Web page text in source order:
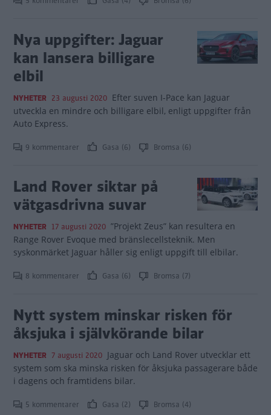
Nya uppgifter: Jaguar
kan lansera billigare
elbil
NYHETER 23 augusti 2020 Efter suven I-Pace kan Jaguar
utveckla en mindre och billigare elbil, enligt uppgifter från
Auto Express.
9 kommentarer Gasa (6) Bromsa (6)
Land Rover siktar på
vätgasdrivna suvar
NYHETER 17 augusti 2020 ”Projekt Zeus” kan resultera en
Range Rover Evoque med bränslecellsteknik. Men
syskonmärket Jaguar håller sig enligt uppgift till elbilar.
8 kommentarer Gasa (6) Bromsa (7)
Nytt system minskar risken för
åksjuka i självkörande bilar
NYHETER 7 augusti 2020 Jaguar och Land Rover utvecklar ett
system som ska minska risken för åksjuka passagerare både
i dagens och framtidens bilar.
5 kommentarer Gasa (2) Bromsa (4)